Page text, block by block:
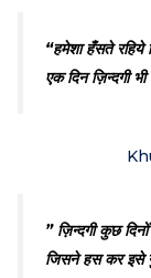
“हमेशा हँसते रहिये
एक दिन ज़िन्दगी
” ज़िन्दगी कुछ
जिसने हस कर इसे